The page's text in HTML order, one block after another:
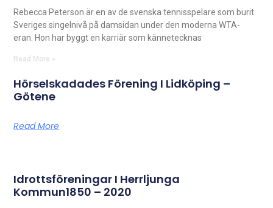
Rebecca Peterson är en av de svenska tennisspelare som burit
Sveriges singelnivå på damsidan under den moderna WTA-
eran. Hon har byggt en karriär som kännetecknas
Read More »
Hörselskadades Förening I Lidköping –
Götene
Read More
Idrottsföreningar I Herrljunga
Kommun1850 – 2020